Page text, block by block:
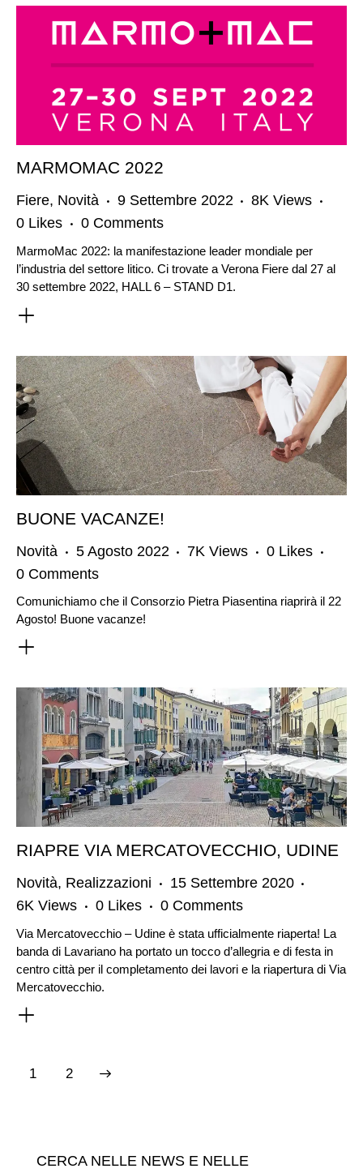
MARMOMAC 2022
Fiere, Novità 9 Settembre 2022 8K Views
0 Likes 0 Comments
MarmoMac 2022: la manifestazione leader mondiale per
l’industria del settore litico. Ci trovate a Verona Fiere dal 27 al
30 settembre 2022, HALL 6 – STAND D1.
BUONE VACANZE!
Novità 5 Agosto 2022 7K Views 0 Likes
0 Comments
Comunichiamo che il Consorzio Pietra Piasentina riaprirà il 22
Agosto! Buone vacanze!
RIAPRE VIA MERCATOVECCHIO, UDINE
Novità, Realizzazioni
15 Settembre 2020
6K Views 0 Likes 0 Comments
Via Mercatovecchio – Udine è stata ufficialmente riaperta! La
banda di Lavariano ha portato un tocco d’allegria e di festa in
centro città per il completamento dei lavori e la riapertura di Via
Mercatovecchio.
PAGINAZIONE
Page
1 Page
2
CERCA NELLE NEWS E NELLE